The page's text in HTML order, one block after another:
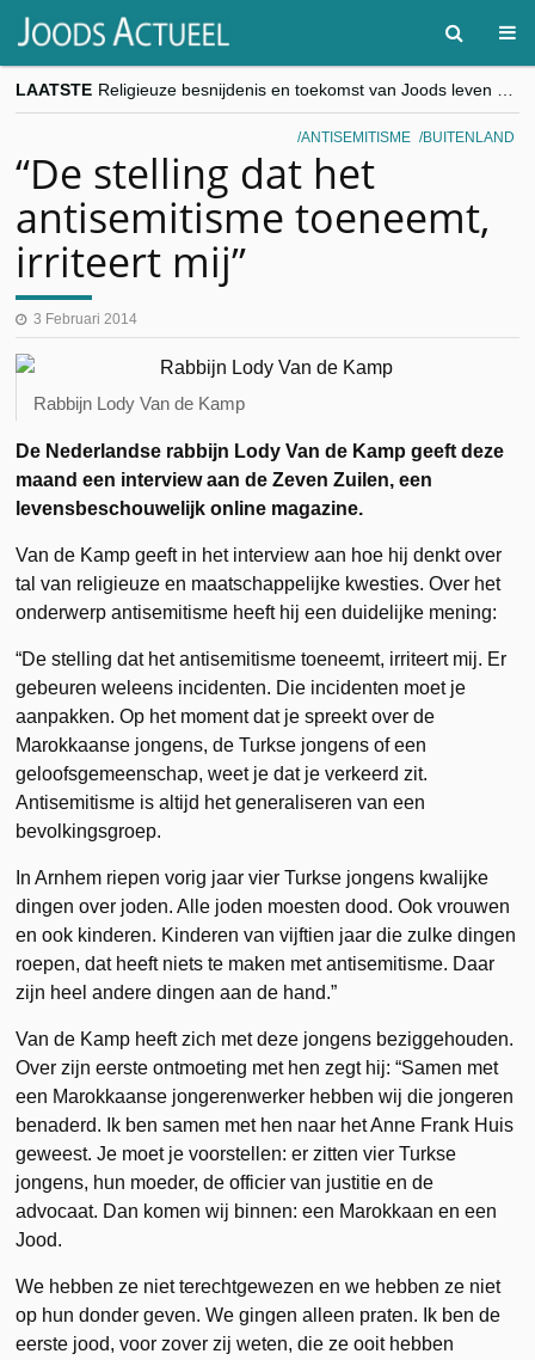
LAATSTE
“Besnijdenisdebat toont hoe moeilijk seculiere Westen minderheden begrijpt”, Jinnih Beels (Vooruit)
CITYTRIP | ROEMENIË – Boekarest: de verrassing van Oost-Europa
ANTISEMITISME BUITENLAND
“De stelling dat het
antisemitisme toeneemt,
irriteert mij”
3 Februari 2014
Rabbijn Lody Van de Kamp
De Nederlandse rabbijn Lody Van de Kamp geeft deze
maand een interview aan de Zeven Zuilen, een
levensbeschouwelijk online magazine.
Van de Kamp geeft in het interview aan hoe hij denkt over
tal van religieuze en maatschappelijke kwesties. Over het
onderwerp antisemitisme heeft hij een duidelijke mening:
“De stelling dat het antisemitisme toeneemt, irriteert mij. Er
gebeuren weleens incidenten. Die incidenten moet je
aanpakken. Op het moment dat je spreekt over de
Marokkaanse jongens, de Turkse jongens of een
geloofsgemeenschap, weet je dat je verkeerd zit.
Antisemitisme is altijd het generaliseren van een
bevolkingsgroep.
In Arnhem riepen vorig jaar vier Turkse jongens kwalijke
dingen over joden. Alle joden moesten dood. Ook vrouwen
en ook kinderen. Kinderen van vijftien jaar die zulke dingen
roepen, dat heeft niets te maken met antisemitisme. Daar
zijn heel andere dingen aan de hand.”
Van de Kamp heeft zich met deze jongens beziggehouden.
Over zijn eerste ontmoeting met hen zegt hij: “Samen met
een Marokkaanse jongerenwerker hebben wij die jongeren
benaderd. Ik ben samen met hen naar het Anne Frank Huis
geweest. Je moet je voorstellen: er zitten vier Turkse
jongens, hun moeder, de officier van justitie en de
advocaat. Dan komen wij binnen: een Marokkaan en een
Jood.
We hebben ze niet terechtgewezen en we hebben ze niet
op hun donder geven. We gingen alleen praten. Ik ben de
eerste jood, voor zover zij weten, die ze ooit hebben